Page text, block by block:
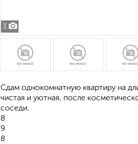
3
Сдам однокомнатную квартиру на
чистая и уютная, после
соседи.
8
9
8